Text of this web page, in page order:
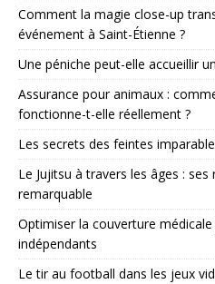
Comment la magie close-up
événement à Saint-Étienne ?
Une péniche peut-elle accueillir
Assurance pour animaux :
fonctionne-t-elle réellement ?
Les secrets des feintes
Le Jujitsu à travers les âges :
remarquable
Optimiser la couverture
indépendants
Le tir au football dans les jeux